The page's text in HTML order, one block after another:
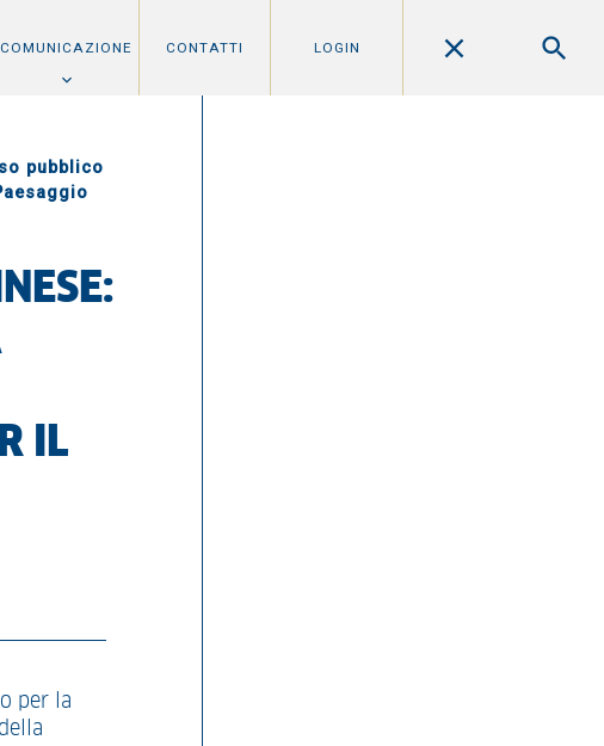
COMUNICAZIONE CONTATTI LOGIN
pubblico
IL
per la